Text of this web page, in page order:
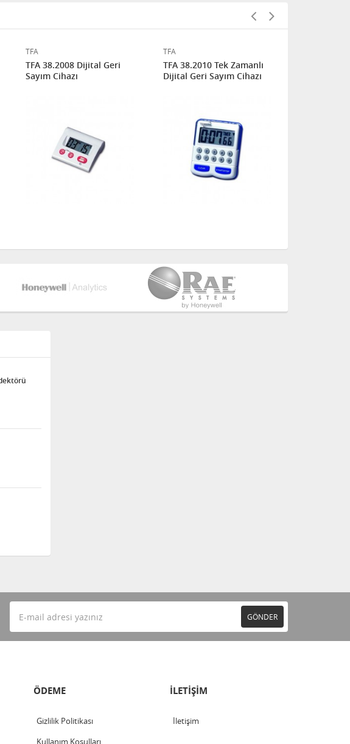
TFA
TFA 38.2008 Dijital Geri
Sayım Cihazı
TFA
TFA 38.2010 Tek Zamanlı
Dijital Geri Sayım Cihazı
GÖNDER
ÖDEME
Gizlilik Politikası
Kullanım Koşulları
İLETİŞİM
İletişim